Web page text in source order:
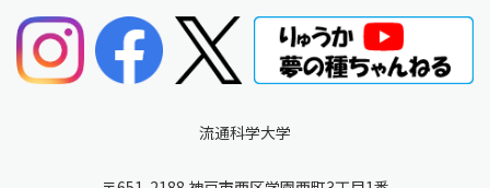
流通科学大学